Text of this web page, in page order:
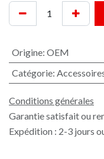
Origine: OEM
Catégorie:
Conditions générales
Garantie satisfait ou
Expédition : 2-3 jours